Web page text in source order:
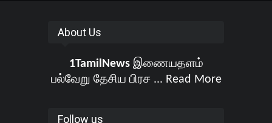
About Us
1TamilNewsஇணையதளம்
பல்வேறு தேசிய பிரச ... Read More
Follow us